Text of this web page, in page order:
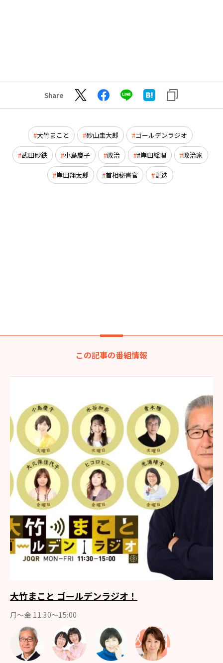
Share
大竹まこと 砂山圭大郎 ゴールデンラジオ
武田砂鉄 小島慶子 政治 #岸田総理 政治家
岸田翔太郎 首相秘書官 更迭
この記事の番組情報
大竹まこと ゴールデンラジオ！
月〜金 11:30～15:00